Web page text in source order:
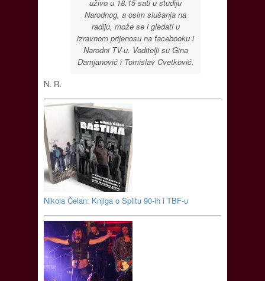
uživo u 18.15 sati u studiju
Narodnog, a osim slušanja na
radiju, može se i gledati u
izravnom prijenosu na facebooku i
Narodni TV-u. Voditelji su Gina
Damjanović i Tomislav Cvetković.
N. R.
Nikola Čelan: Knjiga o Splitu 90-ih i TBF-u